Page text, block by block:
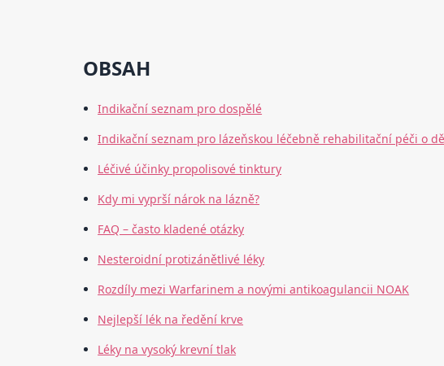
OBSAH
Indikační seznam pro dospělé
Indikační seznam pro lázeňskou léčebně rehabilitační péči o
Léčivé účinky propolisové tinktury
Kdy mi vyprší nárok na lázně?
FAQ – často kladené otázky
Nesteroidní protizánětlivé léky
Rozdíly mezi Warfarinem a novými antikoagulancii NOAK
Nejlepší lék na ředění krve
Léky na vysoký krevní tlak